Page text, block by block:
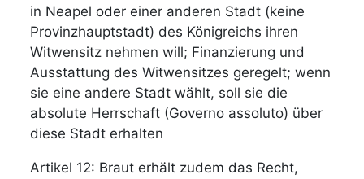
in Neapel oder einer anderen Stadt (keine
Provinzhauptstadt) des Königreichs ihren
Witwensitz nehmen will; Finanzierung und
Ausstattung des Witwensitzes geregelt; wenn
sie eine andere Stadt wählt, soll sie die
absolute Herrschaft (Governo assoluto) über
diese Stadt erhalten
Artikel 12: Braut erhält zudem das Recht,